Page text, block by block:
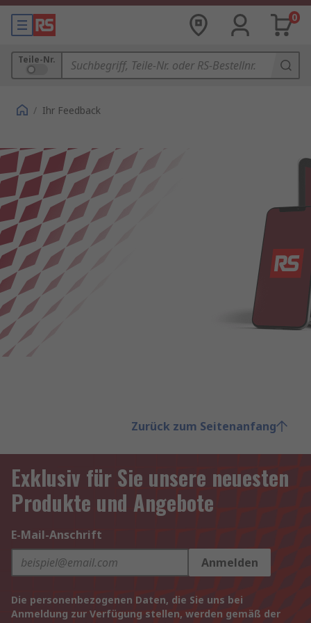
0
Teile-Nr.
/ Ihr Feedback
Zurück zum Seitenanfang
Exklusiv für Sie unsere neuesten
Produkte und Angebote
E-Mail-Anschrift
Anmelden
Die personenbezogenen Daten, die Sie uns bei
Anmeldung zur Verfügung stellen, werden gemäß der